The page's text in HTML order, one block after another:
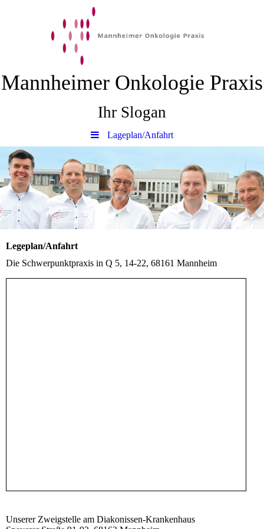
Mannheimer Onkologie Praxis
Ihr Slogan
Lageplan/Anfahrt
Legeplan/Anfahrt
Die Schwerpunktpraxis in Q 5, 14-22, 68161 Mannheim
Unserer Zweigstelle am Diakonissen-Krankenhaus